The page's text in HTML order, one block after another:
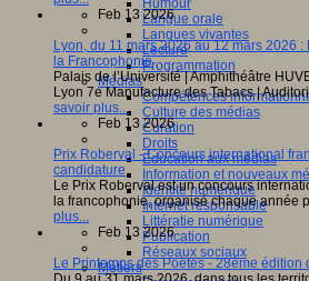
Humour
Langue orale
Langues vivantes
Lecture
Programmation
Médias
Compétences
Culture des médias
Curation
Droits
Education aux médias
Information et nouveaux
Identité numérique
Internet responsable
Littératie numérique
Publication
Réseaux sociaux
Métiers
Feb 13 2026
Lyon, du 11 mars 2026 au 12 mars 2026
la Francophonie
Palais de l’Université | Amphithéâtre
Lyon 7e Manufacture des Tabacs |
savoir plus...
Feb 13 2026
Prix Roberval - Concours international
candidature
Le Prix Roberval est un concours
la francophonie, organisé chaque année
plus...
Feb 13 2026
Le Printemps des Poètes - 28ème édition